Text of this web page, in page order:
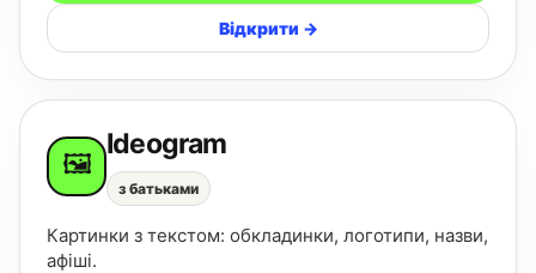
Відкрити →
🖼️
Ideogram
з батьками
Картинки з текстом: обкладинки, логотипи, назви,
афіші.